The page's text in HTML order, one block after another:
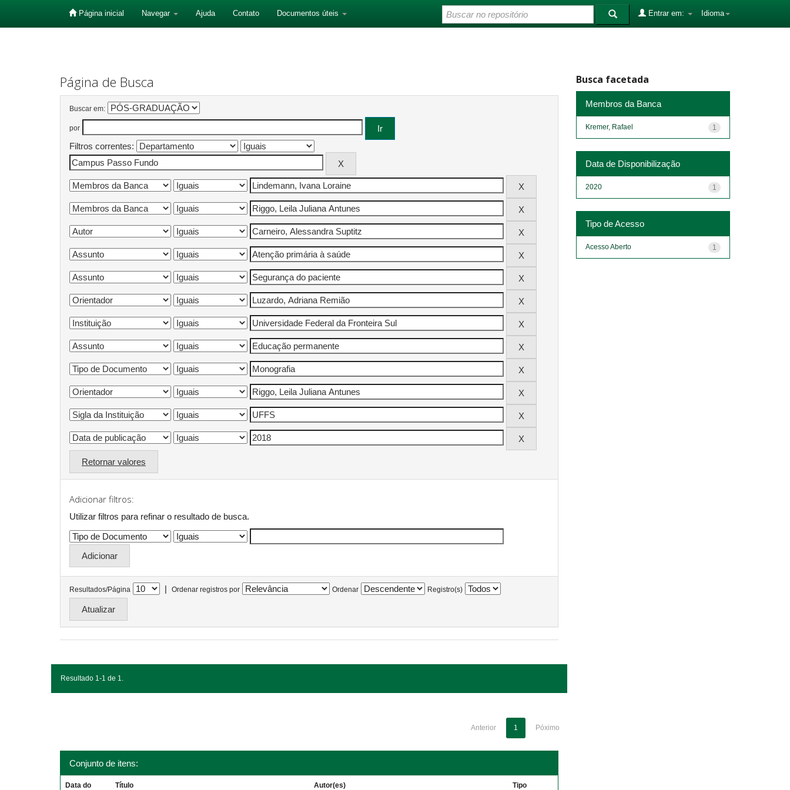
Página inicial Navegar Ajuda Contato Documentos úteis Idioma
Entrar em:
Página de Busca
Buscar em:
por
Filtros correntes:
Retornar valores
Adicionar filtros:
Utilizar filtros para refinar o resultado de busca.
Resultados/Página | Ordenar registros por Ordenar Registro(s)
Resultado 1-1 de 1.
Anterior 1 Póximo
Conjunto de itens:
Data do Título Autor(es) Tipo
Busca facetada
Membros da Banca
1
Kremer, Rafael
Data de Disponibilização
1
2020
Tipo de Acesso
1
Acesso Aberto